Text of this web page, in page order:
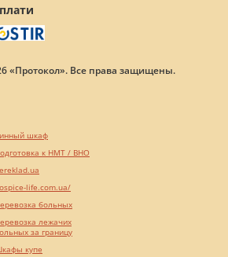
«Протокол». Все права защищены.
шкаф
к НМТ / ВНО
life.com.ua/
больных
лежачих
за границу
купе